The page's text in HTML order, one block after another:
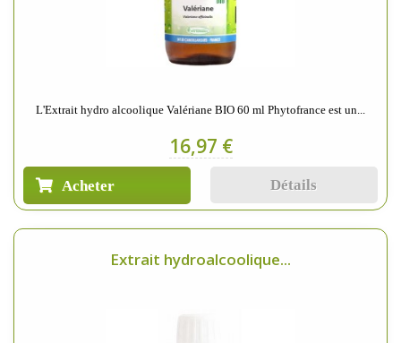
L'Extrait hydro alcoolique Valériane BIO 60 ml Phytofrance est un...
16,97 €
Acheter Détails
Extrait hydroalcoolique...